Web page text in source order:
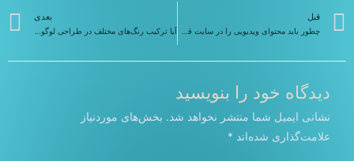
قبلی
قبل
چطور باید محتوای ویدیویی را در سایت قرار داد
بعدی
آیا ترکیب رنگ‌های مختلف در طراحی لوگو می‌تواند تاثیر منفی روی درک برند داشته باشد
دیدگاه‌ خود را بنویسید
نشانی ایمیل شما منتشر نخواهد شد. بخش‌های موردنیاز
علامت‌گذاری شده‌اند *